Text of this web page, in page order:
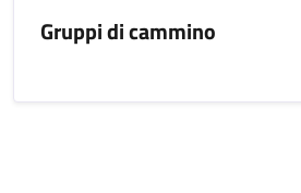
Gruppi di cammino